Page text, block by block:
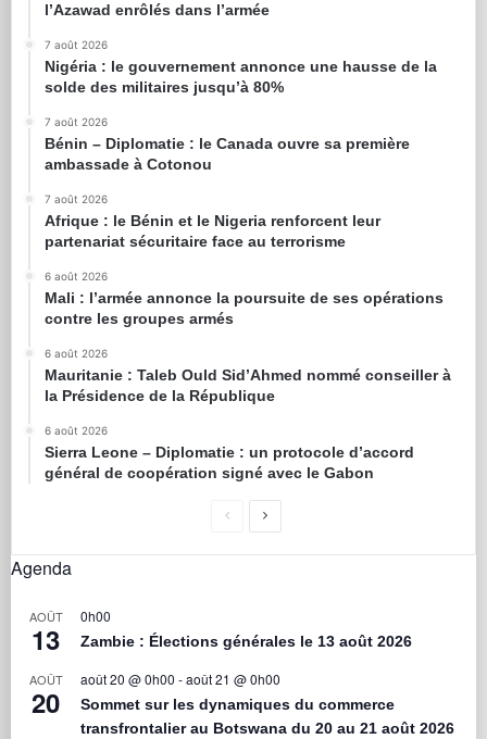
l’Azawad enrôlés dans l’armée
7 août 2026
Nigéria : le gouvernement annonce une hausse de la
solde des militaires jusqu’à 80%
7 août 2026
Bénin – Diplomatie : le Canada ouvre sa première
ambassade à Cotonou
7 août 2026
Afrique : le Bénin et le Nigeria renforcent leur
partenariat sécuritaire face au terrorisme
6 août 2026
Mali : l’armée annonce la poursuite de ses opérations
contre les groupes armés
6 août 2026
Mauritanie : Taleb Ould Sid’Ahmed nommé conseiller à
la Présidence de la République
6 août 2026
Sierra Leone – Diplomatie : un protocole d’accord
général de coopération signé avec le Gabon
Agenda
AOÛT
13
0h00
Zambie : Élections générales le 13 août 2026
AOÛT
20
août 20 @ 0h00 -août 21 @ 0h00
Sommet sur les dynamiques du commerce
transfrontalier au Botswana du 20 au 21 août 2026